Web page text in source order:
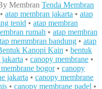
Membran Tenda Membran
atap membran jakarta • atap
tenid • atap membran
rumah • atap membran
memmbran bandung • atap
Kanopi Kain • bentuk
• canopy membrane •
bogor• canopy
jakarta • canopy membrane
• canopy membrane padel •